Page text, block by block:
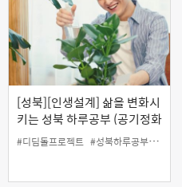
[성북][인생설계] 삶을 변화시
키는 성북 하루공부 (공기정화
식물을 통한 나만의 반려식물
키우기와 이해)
#디딤돌프로젝트 #성북하루공부 #유튜